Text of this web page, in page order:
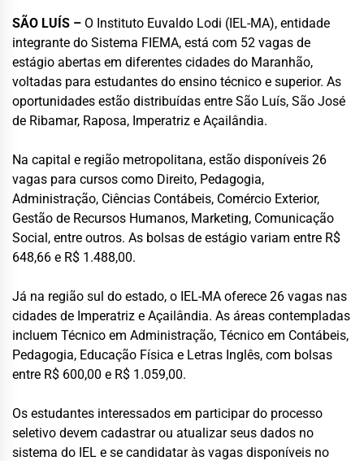
SÃO LUÍS – O Instituto Euvaldo Lodi (IEL-MA), entidade
integrante do Sistema FIEMA, está com 52 vagas de
estágio abertas em diferentes cidades do Maranhão,
voltadas para estudantes do ensino técnico e superior. As
oportunidades estão distribuídas entre São Luís, São José
de Ribamar, Raposa, Imperatriz e Açailândia.
Na capital e região metropolitana, estão disponíveis 26
vagas para cursos como Direito, Pedagogia,
Administração, Ciências Contábeis, Comércio Exterior,
Gestão de Recursos Humanos, Marketing, Comunicação
Social, entre outros. As bolsas de estágio variam entre R$
648,66 e R$ 1.488,00.
Já na região sul do estado, o IEL-MA oferece 26 vagas nas
cidades de Imperatriz e Açailândia. As áreas contempladas
incluem Técnico em Administração, Técnico em Contábeis,
Pedagogia, Educação Física e Letras Inglês, com bolsas
entre R$ 600,00 e R$ 1.059,00.
Os estudantes interessados em participar do processo
seletivo devem cadastrar ou atualizar seus dados no
sistema do IEL e se candidatar às vagas disponíveis no